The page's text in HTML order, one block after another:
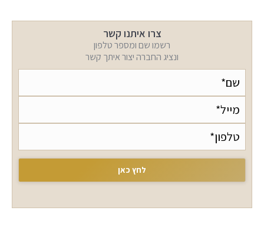
צרו איתנו קשר
רשמו שם ומספר טלפון
ונציג החברה יצור איתך קשר